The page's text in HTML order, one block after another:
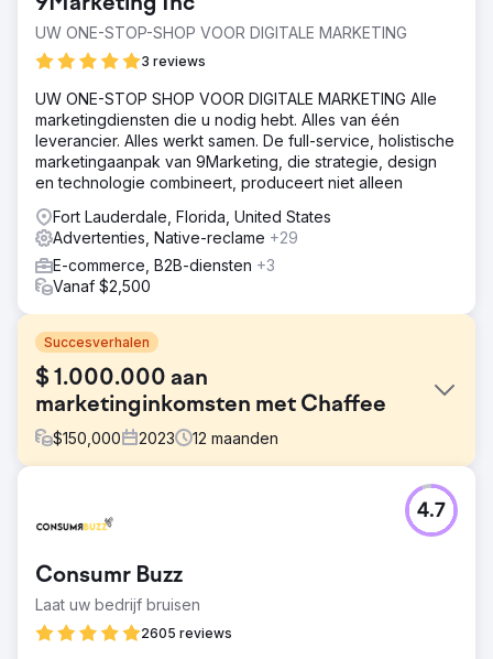
UW ONE-STOP-SHOP VOOR DIGITALE MARKETING
3 reviews
UW ONE-STOP SHOP VOOR DIGITALE MARKETING Alle
marketingdiensten die u nodig hebt. Alles van één
leverancier. Alles werkt samen. De full-service, holistische
marketingaanpak van 9Marketing, die strategie, design
en technologie combineert, produceert niet alleen
Fort Lauderdale, Florida, United States
Advertenties, Native-reclame +29
E-commerce, B2B-diensten +3
Vanaf $2,500
Succesverhalen
$ 1.000.000 aan
marketinginkomsten met Chaffee
$150,000 2023 12 maanden
President Peter Chaffee stond in 2022 voor een
belangrijke beslissing: een fulltime interne marketeer
marketingbureau om het bedrijf te helpen opschalen naar
nieuwe markten.
Oplossing
Consumr Buzz
Laat uw bedrijf bruisen
2605 reviews
4.7